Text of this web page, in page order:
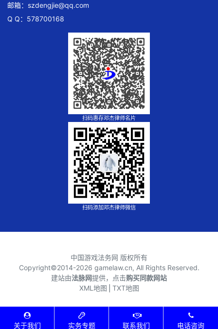
邮箱： szdengjie@qq.com
Q Q：578700168
扫码惠存邓杰律师名片
扫码添加邓杰律师微信
中国游戏法务网 版权所有
Copyright©2014-2026 gamelaw.cn, All Rights Reserved.
建站由法脉网提供，点击购买同款网站
XML地图
TXT地图
关于我们 实务专题 联系我们 电话咨询